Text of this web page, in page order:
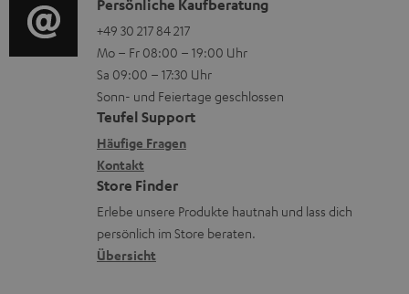
l
a
d
e
n
e
n
z
u
m
V
e
r
s
a
t
i
o
n
e
n
z
r
G
o
-
L
e
x
i
k
o
n
K
o
n
t
a
k
t
d
a
t
Persönliche Kaufberatung
+49 30 217 84 217
Mo – Fr 08:00 – 19:00 Uhr
Sa 09:00 – 17:30 Uhr
Sonn- und Feiertage geschlossen
Teufel Support
Häufige Fragen
Kontakt
Store Finder
Erlebe unsere Produkte hautnah und lass dich
persönlich im Store beraten.
Übersicht